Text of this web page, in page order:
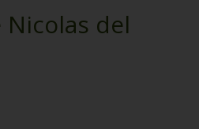
Nicolas del